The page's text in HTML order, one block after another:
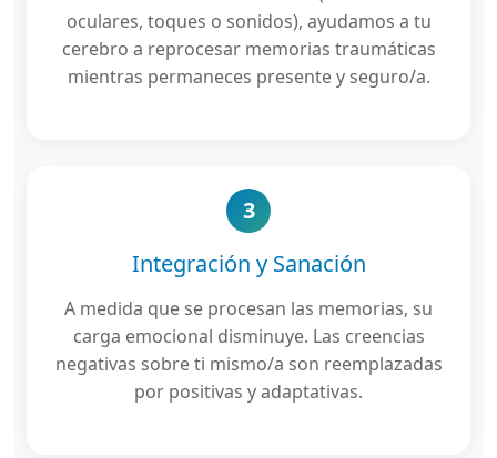
oculares, toques o sonidos), ayudamos a tu
cerebro a reprocesar memorias traumáticas
mientras permaneces presente y seguro/a.
3
Integración y Sanación
A medida que se procesan las memorias, su
carga emocional disminuye. Las creencias
negativas sobre ti mismo/a son reemplazadas
por positivas y adaptativas.